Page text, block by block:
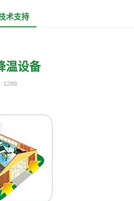
术支持
温设备
1289